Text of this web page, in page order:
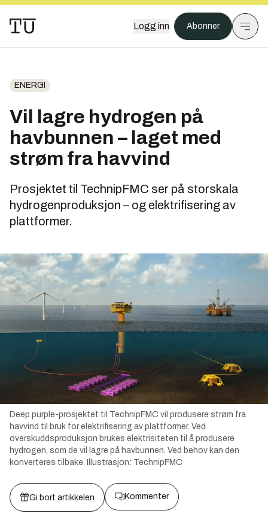
Logg inn Abonner
ENERGI
Vil lagre hydrogen på
havbunnen – laget med
strøm fra havvind
Prosjektet til TechnipFMC ser på storskala
hydrogenproduksjon – og elektrifisering av
plattformer.
Deep purple-prosjektet til TechnipFMC vil produsere strøm fra
havvind til bruk for elektrifisering av plattformer. Ved
overskuddsproduksjon brukes elektrisiteten til å produsere
hydrogen, som de vil lagre på havbunnen. Ved behov kan den
konverteres tilbake.
Illustrasjon: TechnipFMC
Gi bort artikkelen Kommenter